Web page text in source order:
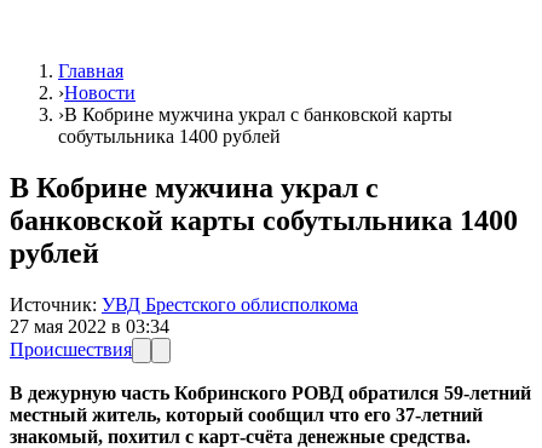
Главная
›Новости
›В Кобрине мужчина украл с банковской карты
собутыльника 1400 рублей
В Кобрине мужчина украл с
банковской карты собутыльника 1400
рублей
Источник: УВД Брестского облисполкома
27 мая 2022 в 03:34
Происшествия
В дежурную часть Кобринского РОВД обратился 59-летний
местный житель, который сообщил что его 37-летний
знакомый, похитил с карт-счёта денежные средства.